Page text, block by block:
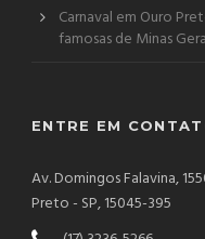
Carnaval em Ouro
famosas de Minas
ENTRE EM
Av. Domingos Falavina,
Preto - SP, 15045-395